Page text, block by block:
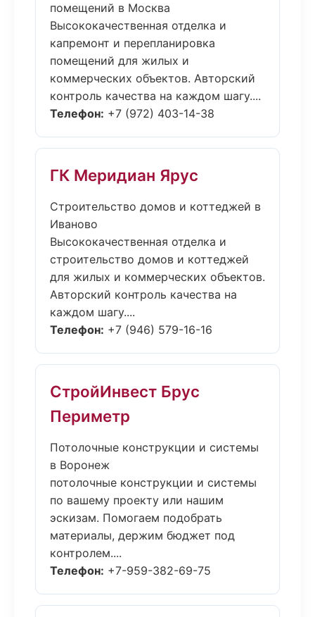
помещений в Москва
Высококачественная отделка и
капремонт и перепланировка
помещений для жилых и
коммерческих объектов. Авторский
контроль качества на каждом шагу....
Телефон: +7 (972) 403-14-38
ГК Меридиан Ярус
Строительство домов и коттеджей в
Иваново
Высококачественная отделка и
строительство домов и коттеджей
для жилых и коммерческих объектов.
Авторский контроль качества на
каждом шагу....
Телефон: +7 (946) 579-16-16
СтройИнвест Брус
Периметр
Потолочные конструкции и системы
в Воронеж
потолочные конструкции и системы
по вашему проекту или нашим
эскизам. Помогаем подобрать
материалы, держим бюджет под
контролем....
Телефон: +7-959-382-69-75